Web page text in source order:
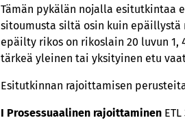
Tämän pykälän nojalla
sitoumusta siltä osin kuin epäillystä
epäilty rikos on rikoslain 20 luvun 1,
tärkeä yleinen tai yksityinen etu
Esitutkinnan rajoittamisen
I Prosessuaalinen rajoittaminen